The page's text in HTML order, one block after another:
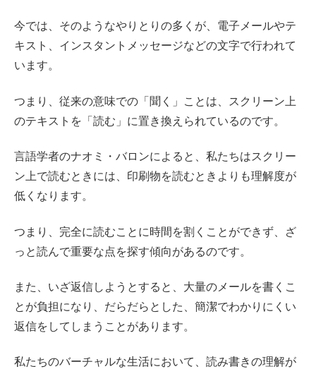
今では、そのようなやりとりの多くが、電子メールやテ
キスト、インスタントメッセージなどの文字で行われて
います。
つまり、従来の意味での「聞く」ことは、スクリーン上
のテキストを「読む」に置き換えられているのです。
言語学者のナオミ・バロンによると、私たちはスクリー
ン上で読むときには、印刷物を読むときよりも理解度が
低くなります。
つまり、完全に読むことに時間を割くことができず、ざ
っと読んで重要な点を探す傾向があるのです。
また、いざ返信しようとすると、大量のメールを書くこ
とが負担になり、だらだらとした、簡潔でわかりにくい
返信をしてしまうことがあります。
私たちのバーチャルな生活において、読み書きの理解が